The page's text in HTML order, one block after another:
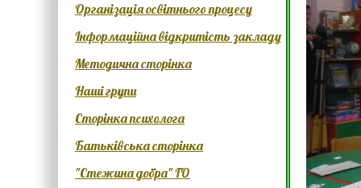
Організація освітнього процесу
Інформаційна відкритість закладу
Методична сторінка
Наші групи
Сторінка психолога
Батьківська сторінка
"Стежина добра" ГО